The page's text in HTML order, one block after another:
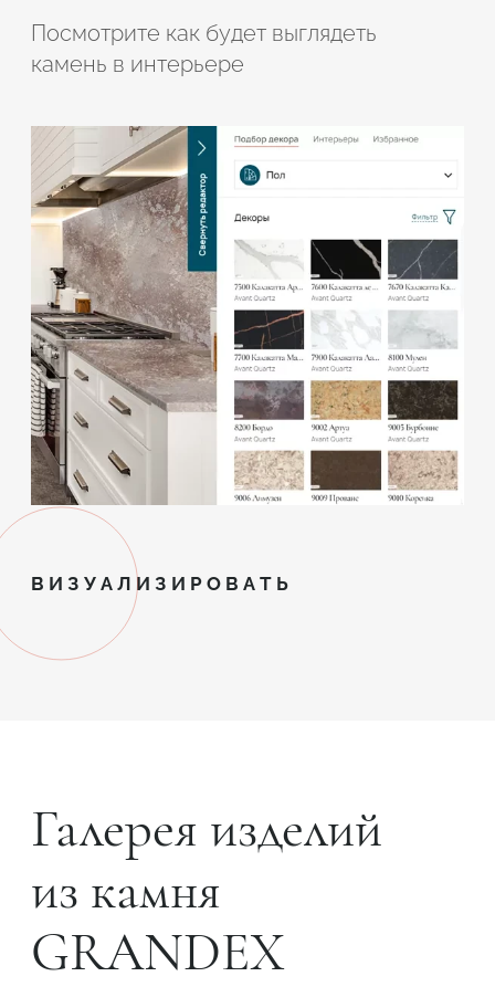
Посмотрите как будет выглядеть
камень в интерьере
ВИЗУАЛИЗИРОВАТЬ
Галерея изделий
из камня
GRANDEX